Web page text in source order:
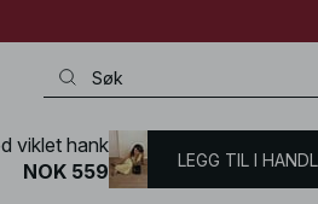
/ Accessoirer / Vesker / Håndvesker
viklet hank
NOK 559
LEGG TIL I